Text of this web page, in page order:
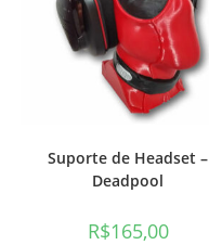
Suporte de Headset –
Deadpool
R$165,00